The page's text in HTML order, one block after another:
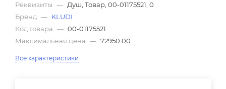
Реквизиты — Душ, Товар, 00-01175521, 0
Бренд — KLUDI
Код товара — 00-01175521
Максимальная цена — 72950.00
Все характеристики